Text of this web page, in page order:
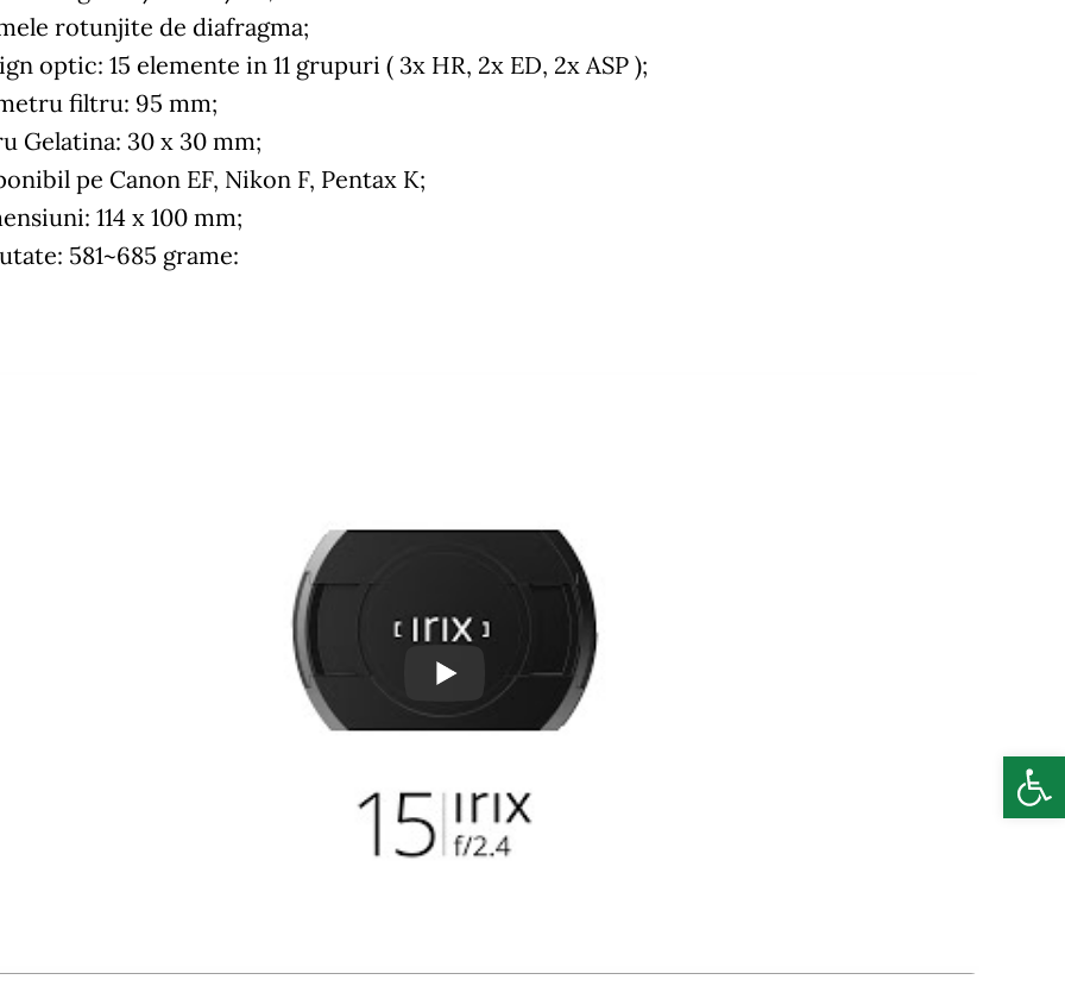
rotunjite de diafragma;
optic: 15 elemente in 11 grupuri ( 3x HR, 2x ED, 2x ASP );
filtru: 95 mm;
Gelatina: 30 x 30 mm;
pe Canon EF, Nikon F, Pentax K;
114 x 100 mm;
581~685 grame: